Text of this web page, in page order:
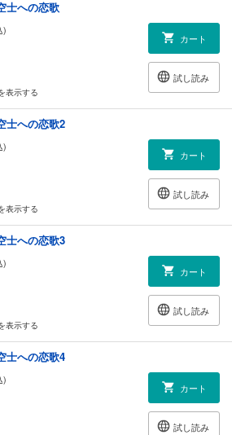
リティのカラーイラスト、モノクロの挿絵イ
士への恋歌
)
カート
試し読み
表示する
士への恋歌2
)
カート
試し読み
表示する
士への恋歌3
)
カート
試し読み
表示する
士への恋歌4
)
カート
試し読み